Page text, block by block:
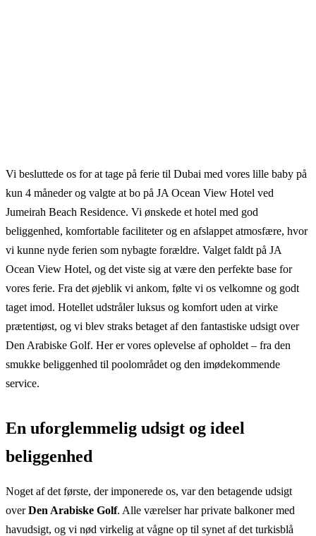
Vi besluttede os for at tage på ferie til Dubai med vores lille baby på
kun 4 måneder og valgte at bo på JA Ocean View Hotel ved
Jumeirah Beach Residence. Vi ønskede et hotel med god
beliggenhed, komfortable faciliteter og en afslappet atmosfære, hvor
vi kunne nyde ferien som nybagte forældre. Valget faldt på JA
Ocean View Hotel, og det viste sig at være den perfekte base for
vores ferie. Fra det øjeblik vi ankom, følte vi os velkomne og godt
taget imod. Hotellet udstråler luksus og komfort uden at virke
prætentiøst, og vi blev straks betaget af den fantastiske udsigt over
Den Arabiske Golf. Her er vores oplevelse af opholdet – fra den
smukke beliggenhed til poolområdet og den imødekommende
service.
En uforglemmelig udsigt og ideel
beliggenhed
Noget af det første, der imponerede os, var den betagende udsigt
overDen Arabiske Golf. Alle værelser har private balkoner med
havudsigt, og vi nød virkelig at vågne op til synet af det turkisblå